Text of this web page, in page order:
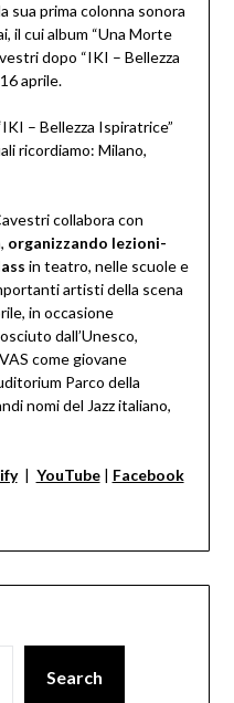
sua prima colonna sonora
il cui album “Una Morte
dopo “IKI – Bellezza
aprile.
– Bellezza Ispiratrice”
ricordiamo: Milano,
collabora con
organizzando lezioni-
in teatro, nelle scuole e
artisti della scena
in occasione
dall’Unesco,
come giovane
Parco della
nomi del Jazz italiano,
| YouTube| Facebook
Search